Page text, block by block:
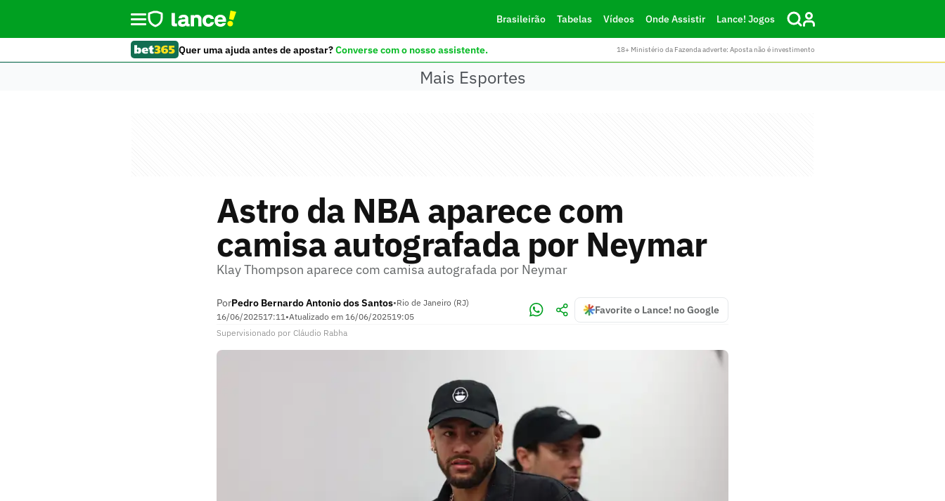
Brasileirão Tabelas Vídeos Onde Assistir Lance! Jogos
Quer uma ajuda antes de apostar?Converse com o nosso assistente. 18+ Ministério da Fazenda adverte: Aposta não é investimento
Mais Esportes
Astro da NBA aparece com
camisa autografada por Neymar
Klay Thompson aparece com camisa autografada por Neymar
PorPedro Bernardo Antonio dos Santos•Rio de Janeiro (RJ)
16/06/202517:11•Atualizado em 16/06/202519:05
Favorite o Lance! no Google
Supervisionado por Cláudio Rabha